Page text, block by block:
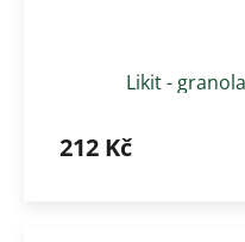
Likit -
212 Kč